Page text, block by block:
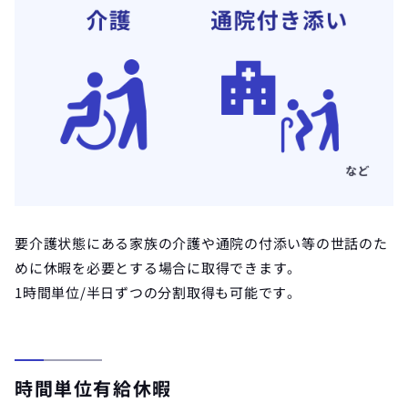
要介護状態にある家族の介護や通院の付添い等の世話のた
めに休暇を必要とする場合に取得できます。
1時間単位/半日ずつの分割取得も可能です。
時間単位有給休暇